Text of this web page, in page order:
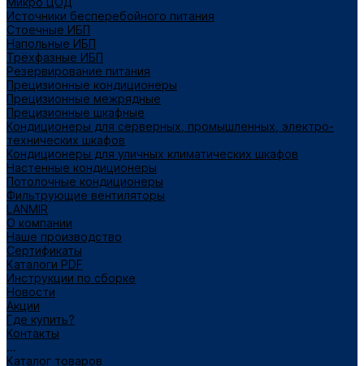
Источники бесперебойного питания
Стоечные ИБП
Напольные ИБП
Трёхфазные ИБП
Резервирование питания
Прецизионные кондиционеры
Прецизионные межрядные
Прецизионные шкафные
Кондиционеры для серверных, промышленных, электро-
технических шкафов
Кондиционеры для уличных климатических шкафов
Настенные кондиционеры
Потолочные кондиционеры
Фильтрующие вентиляторы
LANMIR
О компании
Наше производство
Сертификаты
Каталоги PDF
Инструкции по сборке
Новости
Акции
Где купить?
Контакты
...
Каталог товаров